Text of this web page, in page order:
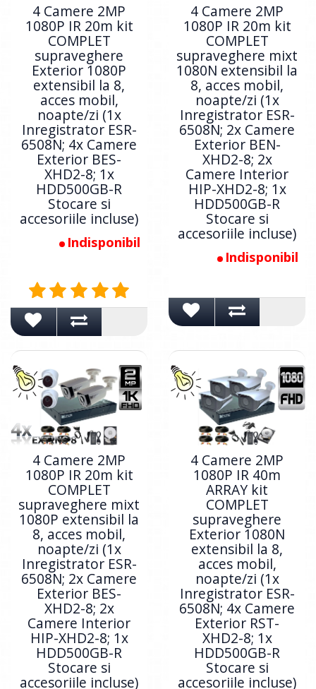
4 Camere 2MP
1080P IR 20m kit
COMPLET
supraveghere
Exterior 1080P
extensibil la 8,
acces mobil,
noapte/zi (1x
Inregistrator ESR-
6508N; 4x Camere
Exterior BES-
XHD2-8; 1x
HDD500GB-R
Stocare si
accesoriile incluse)
Indisponibil
4 Camere 2MP
1080P IR 20m kit
COMPLET
supraveghere mixt
1080N extensibil la
8, acces mobil,
noapte/zi (1x
Inregistrator ESR-
6508N; 2x Camere
Exterior BEN-
XHD2-8; 2x
Camere Interior
HIP-XHD2-8; 1x
HDD500GB-R
Stocare si
accesoriile incluse)
Indisponibil
4 Camere 2MP
1080P IR 20m kit
COMPLET
supraveghere mixt
1080P extensibil la
8, acces mobil,
noapte/zi (1x
Inregistrator ESR-
6508N; 2x Camere
Exterior BES-
XHD2-8; 2x
Camere Interior
HIP-XHD2-8; 1x
HDD500GB-R
Stocare si
accesoriile incluse)
4 Camere 2MP
1080P IR 40m
ARRAY kit
COMPLET
supraveghere
Exterior 1080N
extensibil la 8,
acces mobil,
noapte/zi (1x
Inregistrator ESR-
6508N; 4x Camere
Exterior RST-
XHD2-8; 1x
HDD500GB-R
Stocare si
accesoriile incluse)